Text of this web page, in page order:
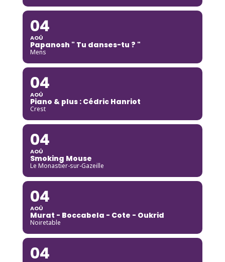
04
AOÛ
Papanosh " Tu danses-tu ? "
Mens
04
AOÛ
Piano & plus : Cédric Hanriot
Crest
04
AOÛ
Smoking Mouse
Le Monastier-sur-Gazeille
04
AOÛ
Murat - Boccabela - Cote - Oukrid
Noiretable
04